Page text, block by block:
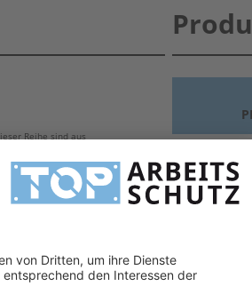
Reihe sind aus
HKS®SOLAR 1 MTP - lassen auch
Herst.-
Hersteller
EN
Einheit